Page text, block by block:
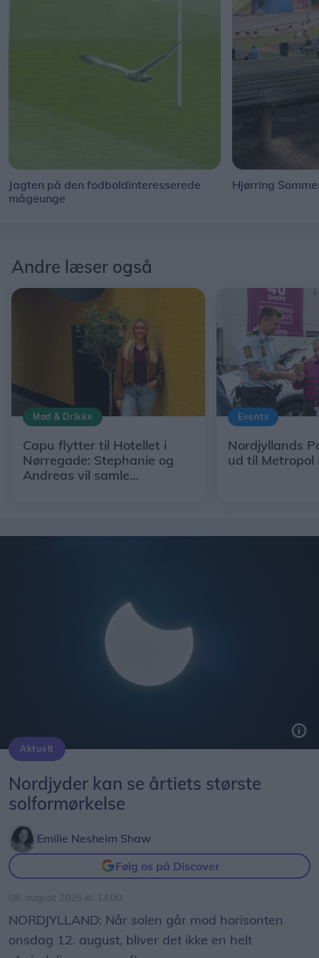
Jagten på den fodboldinteresserede
mågeunge
Hjørring
Andre læser også
Mad & Drikke
Capu flytter til Hotellet i
Nørregade: Stephanie og
Andreas vil samle
Events
Nordjyllands
ud til Metropol
Aktuelt
Nordjyder kan se årtiets største
solformørkelse
Emilie Nesheim Shaw
Følg os på Discover
08. august 2026 kl. 14.00
NORDJYLLAND: Når solen går mod horisonten
onsdag 12. august, bliver det ikke en helt